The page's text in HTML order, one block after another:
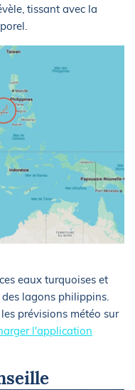
tissant avec la
eaux turquoises et
lagons philippins.
prévisions météo sur
l'application